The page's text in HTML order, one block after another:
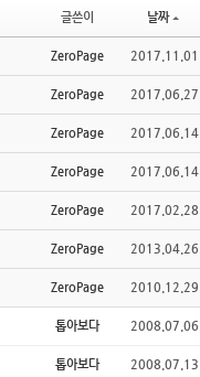
글쓴이 날짜
ZeroPage 2017.11.01
ZeroPage 2017.06.27
ZeroPage 2017.06.14
ZeroPage 2017.06.14
ZeroPage 2017.02.28
ZeroPage 2013.04.26
ZeroPage 2010.12.29
톱아보다 2008.07.06
톱아보다 2008.07.13